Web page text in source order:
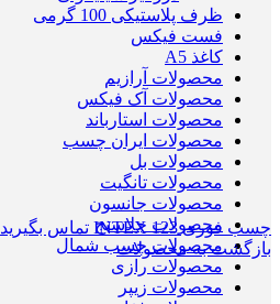
ظرف پلاستیکی 100 گرمی
فست فیکس
کاغذ A5
محصولات آرازیم
محصولات آک فیکس
محصولات استارباند
محصولات ایران چسب
محصولات بل
محصولات تانگیت
محصولات جانسون
محصولات جلاسنج
محصولات چسب شمال
محصولات رازی
محصولات زیپر
چسب فوری INTEX 123
تماس بگیرید
بازگشت به محصولات